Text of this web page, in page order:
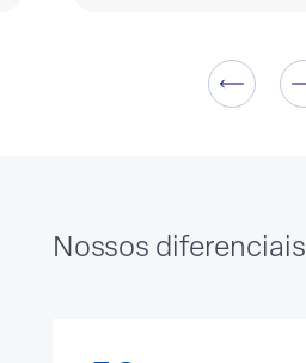
Nossos diferenciais